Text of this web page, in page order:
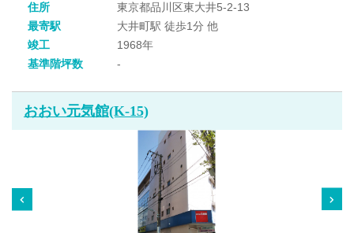
住所
東京都品川区東大井5-2-13
最寄駅
大井町駅 徒歩1分 他
竣工
1968年
基準階坪数
-
おおい元気館(K-15)